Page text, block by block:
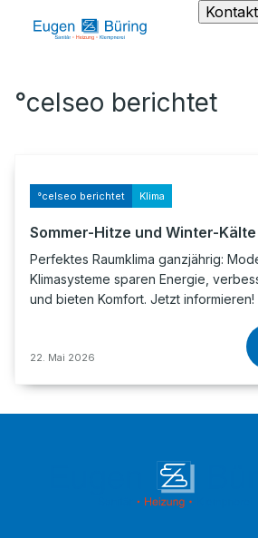
°celseo berichtet
°celseo berichtet Klima
Sommer-Hitze und Winter-Kälte
Perfektes Raumklima ganzjährig:
Klimasysteme sparen Energie,
und bieten Komfort. Jetzt informieren!
22. Mai 2026